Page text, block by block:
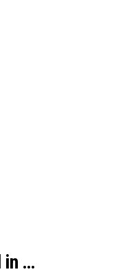
in …